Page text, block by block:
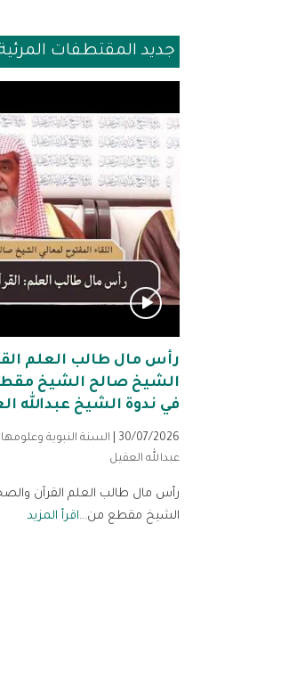
جديد المقتطفات
رأس مال طالب العلم
الشيخ صالح الشيخ
في ندوة الشيخ عبدالله
30/07/2026 | السنة النبوية وعلومها
عبدالله العقيل
رأس مال طالب العلم القرآن
الشيخ مقطع من...اقرأ المزيد